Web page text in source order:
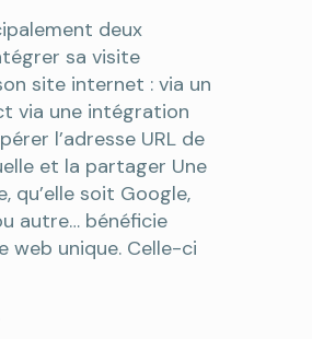
deux
sa visite
site internet : via un
via une intégration
l’adresse URL de
et la partager Une
qu’elle soit Google,
autre… bénéficie
web unique. Celle-ci